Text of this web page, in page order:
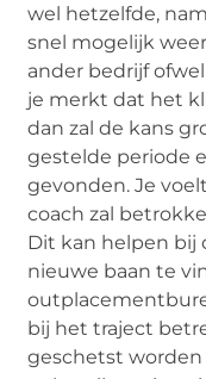
wel hetzelfde,
snel mogelijk
ander bedrijf
je merkt dat het
dan zal de kans
gestelde periode
gevonden. Je
coach zal
Dit kan helpen bij
nieuwe baan te
bij het traject
geschetst